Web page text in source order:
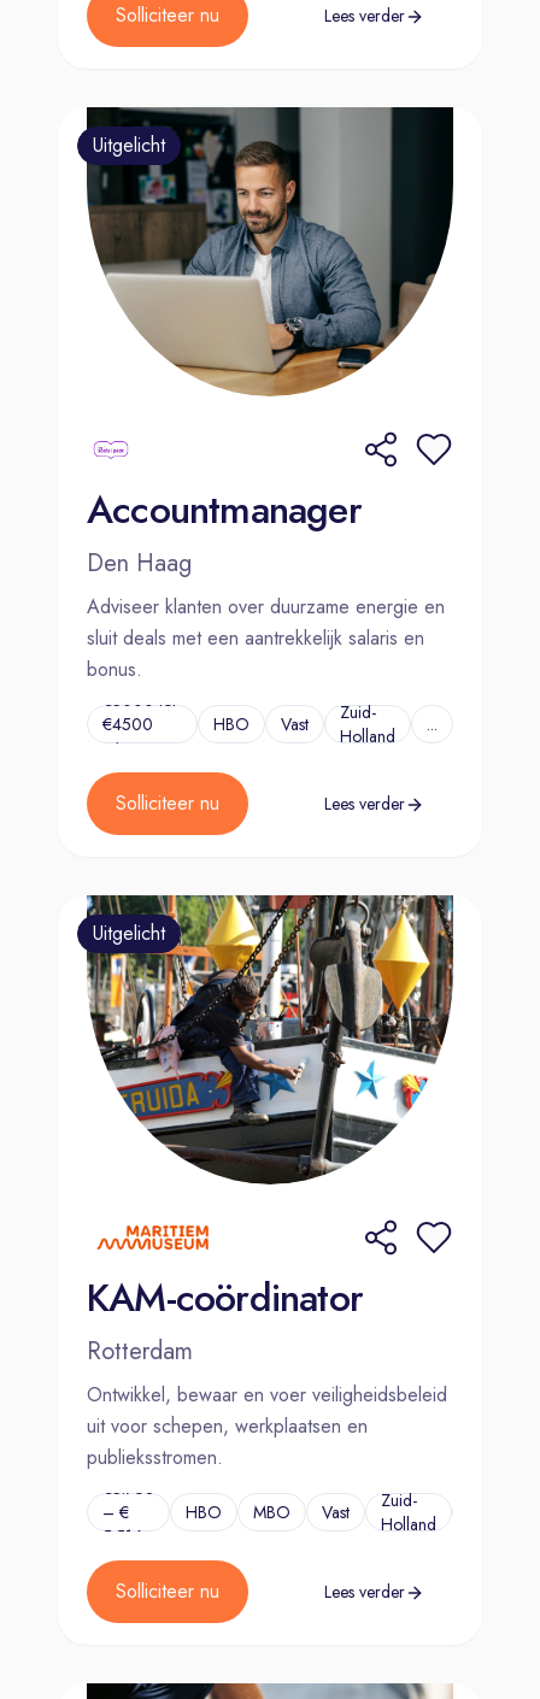
Solliciteer nu Lees verder
Uitgelicht
Accountmanager
Den Haag
Adviseer klanten over duurzame energie en
sluit deals met een aantrekkelijk salaris en
bonus.
€3000 tot
€4500
p/m
HBO Vast
Zuid-
Holland
...
Solliciteer nu Lees verder
Uitgelicht
KAM-coördinator
Rotterdam
Ontwikkel, bewaar en voer veiligheidsbeleid
uit voor schepen, werkplaatsen en
publieksstromen.
€3.768
– €
5.516
HBO MBO Vast
Zuid-
Holland
Solliciteer nu Lees verder